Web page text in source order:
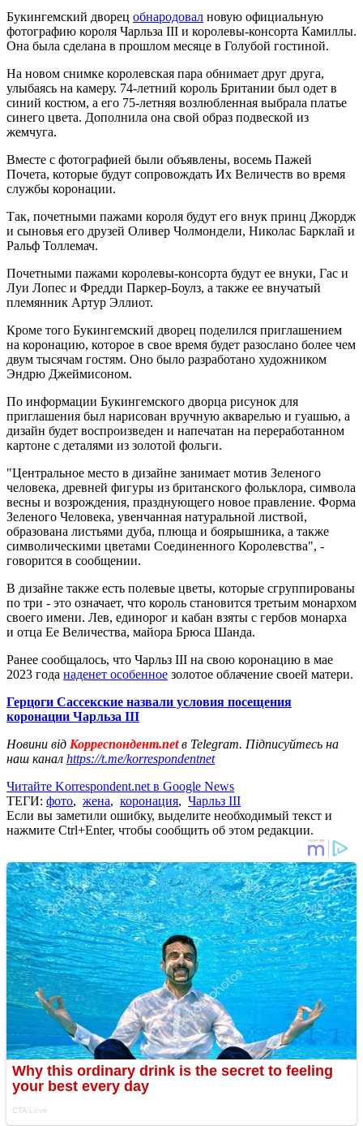
Букингемский дворец обнародовал новую официальную
фотографию короля Чарльза III и королевы-консорта Камиллы.
Она была сделана в прошлом месяце в Голубой гостиной.
На новом снимке королевская пара обнимает друг друга,
улыбаясь на камеру. 74-летний король Британии был одет в
синий костюм, а его 75-летняя возлюбленная выбрала платье
синего цвета. Дополнила она свой образ подвеской из
жемчуга.
Вместе с фотографией были объявлены, восемь Пажей
Почета, которые будут сопровождать Их Величеств во время
службы коронации.
Так, почетными пажами короля будут его внук принц Джордж
и сыновья его друзей Оливер Чолмондели, Николас Барклай и
Ральф Толлемач.
Почетными пажами королевы-консорта будут ее внуки, Гас и
Луи Лопес и Фредди Паркер-Боулз, а также ее внучатый
племянник Артур Эллиот.
Кроме того Букингемский дворец поделился приглашением
на коронацию, которое в свое время будет разослано более чем
двум тысячам гостям. Оно было разработано художником
Эндрю Джеймисоном.
По информации Букингемского дворца рисунок для
приглашения был нарисован вручную акварелью и гуашью, а
дизайн будет воспроизведен и напечатан на переработанном
картоне с деталями из золотой фольги.
"Центральное место в дизайне занимает мотив Зеленого
человека, древней фигуры из британского фольклора, символа
весны и возрождения, празднующего новое правление. Форма
Зеленого Человека, увенчанная натуральной листвой,
образована листьями дуба, плюща и боярышника, а также
символическими цветами Соединенного Королевства", -
говорится в сообщении.
В дизайне также есть полевые цветы, которые сгруппированы
по три - это означает, что король становится третьим монархом
своего имени. Лев, единорог и кабан взяты с гербов монарха
и отца Ее Величества, майора Брюса Шанда.
Ранее сообщалось, что Чарльз III на свою коронацию в мае
2023 года наденет особенное золотое облачение своей матери.
Герцоги Сассекские назвали условия посещения
коронации Чарльза III
Новини від Корреспондент.netв Telegram. Підписуйтесь на
наш канал https://t.me/korrespondentnet
Читайте Korrespondent.net в Google News
ТЕГИ: фото, жена, коронация, Чарльз ІІІ
Если вы заметили ошибку, выделите необходимый текст и
нажмите Ctrl+Enter, чтобы сообщить об этом редакции.